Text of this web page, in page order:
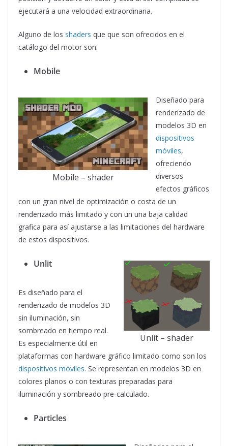
ejecutará a una velocidad extraordinaria.
Alguno de los shaders que que son ofrecidos en el
catálogo del motor son:
Mobile
Mobile – shader
Diseñado para
renderizado de
modelos 3D en
dispositivos
móviles,
ofreciendo
diversos
efectos gráficos
con un gran nivel de optimización o costa de un
renderizado más limitado y con un una baja calidad
grafica para así ajustarse a las limitaciones del hardware
de estos dispositivos.
Unlit – shader
Unlit
Es diseñado para el
renderizado de modelos 3D
sin iluminación, sin
sombreado en tiempo real.
Es especialmente útil en
plataformas con hardware gráfico limitado como son los
dispositivos móviles. Se representan en modelos 3D en
colores planos o con texturas preparadas para
iluminación y sombreado pre-calculado.
Particles